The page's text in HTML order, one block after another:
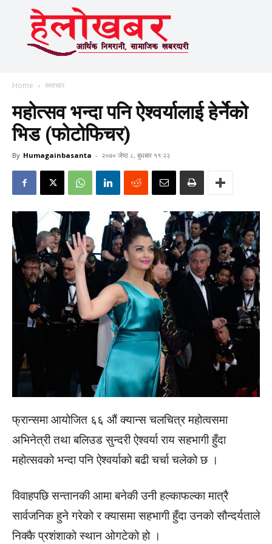
Home समाचार
महोत्सव भन्दा पनि ऐश्वर्यालाई हेर्नेको
भिड (फोटोफिचर)
By Humagainbasanta - २०७० जेष्ठ ८, बुधबार ११:२२
फ्रान्समा आयोजित ६६ औं क्यान्स चलचित्र महोत्वसमा
अभिनेत्री तथा बलिउड सुन्दरी ऐश्वर्या राय सहभागी हुँदा
महोत्सवको भन्दा पनि ऐश्वर्याको बढी चर्चा चलेको छ ।
विवाहपछि सन्तानकी आमा बनेकी उनी हल्काफल्का मात्रै
सार्वजनिक हुने गरेको र क्यासमा सहभागी हुँदा उनको सौन्दर्यताले
निक्कै प्रशंशाको स्थान ओगटेको हो ।